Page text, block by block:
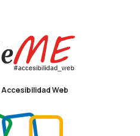
Accesibilidad Web